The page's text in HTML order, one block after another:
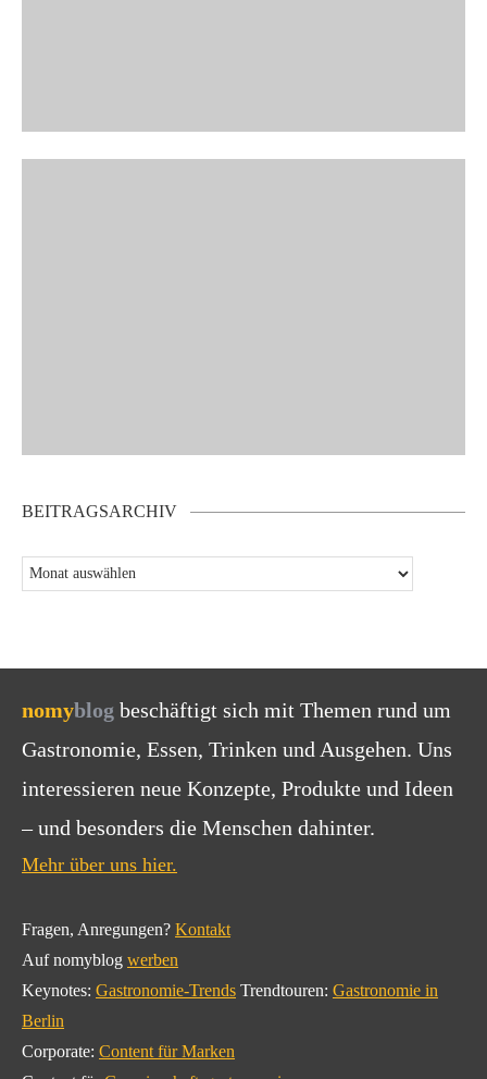
BEITRAGSARCHIV
nomyblog beschäftigt sich mit Themen rund um
Gastronomie, Essen, Trinken und Ausgehen. Uns
interessieren neue Konzepte, Produkte und Ideen
– und besonders die Menschen dahinter.
Mehr über uns hier.
Fragen, Anregungen? Kontakt
Auf nomyblog werben
Keynotes: Gastronomie-Trends Trendtouren: Gastronomie in
Berlin
Corporate: Content für Marken